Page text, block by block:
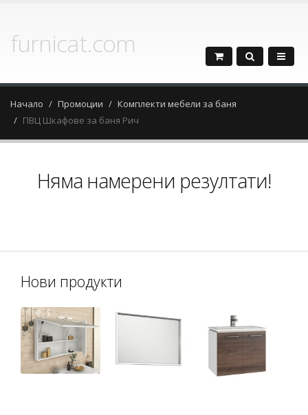
furnicat.com
Начало Промоции
Комплекти мебели за баня
ПВЦ Шкафове за баня Рич
Няма намерени резултати!
Нови продукти